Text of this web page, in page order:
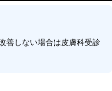
善しない場合は皮膚科受診